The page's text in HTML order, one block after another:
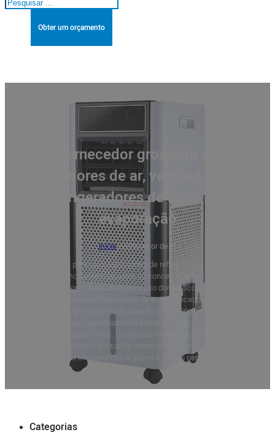
Obter um orçamento
Fornecedor grossista de
refrigeradores de ar, ventiladores para
refrigeradores de água por
evaporação
Início/Arrefecedor de ar
Como um dos principais fabricantes de refrigeradores de ar
evaporativos, somos especializados na conceção, fabrico e venda
por grosso de refrigeradores de ar para uso doméstico, comercial e
industrial. Os nossos refrigeradores de ar por atacado reduzem
eficazmente a temperatura de uma forma ecológica e com
poupança de energia, proporcionando soluções de ar confortáveis e
frescas para vários cenários. Os nossos refrigeradores de ar por
atacado têm excelentes efeitos de arrefecimento, são duráveis e
eficientes. Suporta encomendas a granel e design personalizado.
Categorias